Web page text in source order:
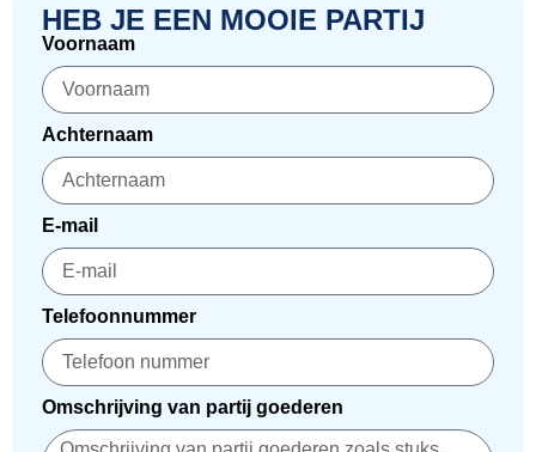
HEB JE EEN MOOIE PARTIJ
Voornaam
Achternaam
E-mail
Telefoonnummer
Omschrijving van partij goederen